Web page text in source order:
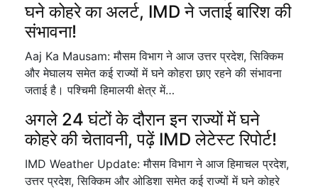
घने कोहरे का अलर्ट, IMD ने जताई बारिश की
संभावना!
Aaj Ka Mausam: मौसम विभाग ने आज उत्तर प्रदेश, सिक्किम
और मेघालय समेत कई राज्यों में घने कोहरा छाए रहने की संभावना
जताई है। पश्चिमी हिमालयी क्षेत्र में…
अगले 24 घंटों के दौरान इन राज्यों में घने
कोहरे की चेतावनी, पढ़ें IMD लेटेस्ट रिपोर्ट!
IMD Weather Update: मौसम विभाग ने आज हिमाचल प्रदेश,
उत्तर प्रदेश, सिक्किम और ओडिशा समेत कई राज्यों में घने कोहरे